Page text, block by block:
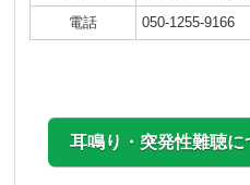
電話 050-1255-9166
耳鳴り・突発性難聴